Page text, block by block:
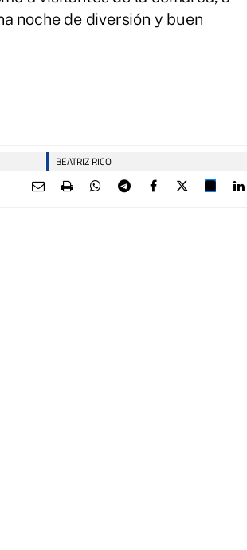
noche de diversión y buen
BEATRIZ RICO